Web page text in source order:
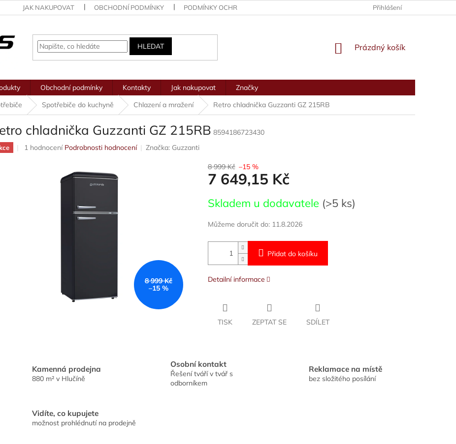
JAK NAKUPOVAT OBCHODNÍ PODMÍNKY PODMÍNKY OCHRANY OSOBNÍCH ÚDAJŮ Přihlášení
HLEDAT
NÁKUPNÍ
Prázdný košík
Obchodní podmínky Kontakty Jak nakupovat
Značky
Spotřebiče do kuchyně Chlazení a mražení Retro chladnička Guzzanti GZ 215RB
chladnička Guzzanti GZ 215RB 8594186723430
Průměrné
1 hodnocení Podrobnosti hodnocení Značka: Guzzanti
8 999 Kč
–15 %
8 999 Kč –15 %
7 649,15 Kč
cena:
Skladem u dodavatele (>5 ks)
Můžeme doručit do: 11.8.2026
Přidat do košíku
Detailní informace
TISK ZEPTAT SE SDÍLET
Kamenná prodejna
880 m² v Hlučíně
Osobní kontakt
Řešení tváří v tvář s
odborníkem
Reklamace na místě
bez složitého posílání
Vidíte, co kupujete
možnost prohlédnutí na prodejně